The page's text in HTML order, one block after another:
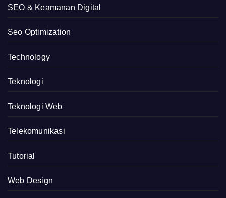
SEO & Keamanan Digital
Seo Optimization
Technology
Teknologi
Teknologi Web
Telekomunikasi
Tutorial
Web Design